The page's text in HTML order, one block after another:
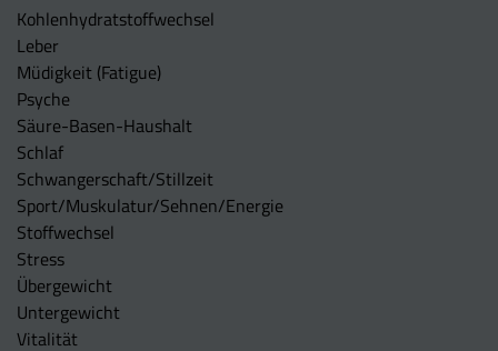
Kohlenhydratstoffwechsel
Leber
Müdigkeit (Fatigue)
Psyche
Säure-Basen-Haushalt
Schlaf
Schwangerschaft/Stillzeit
Sport/Muskulatur/Sehnen/Energie
Stoffwechsel
Stress
Übergewicht
Untergewicht
Vitalität